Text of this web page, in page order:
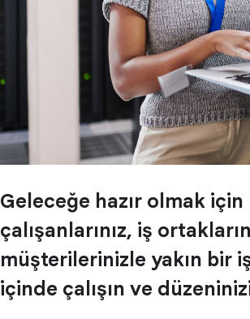
Geleceğe hazır olmak için
çalışanlarınız, iş
müşterilerinizle yakın bir
içinde çalışın ve